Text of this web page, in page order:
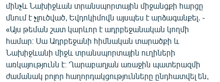
մինչև Նախիջևան տրանսպորտային միջանցքի հարցը
մնում է չլուծված, Եվդոկիմովն այսպես է արձագանքել․ -
«Այս թեման շատ կարևոր է ադրբեջանական կողմի
համար։ Սա Ադրբեջանի հիմնական տարածքի և
Նախիջևանի միջև տրանսպորտային ուղիների
առկայությունն է։ Ղարաբաղյան առաջին պատերազմի
ժամանակ բոլոր հաղորդակցությունները ընդհատվել են,